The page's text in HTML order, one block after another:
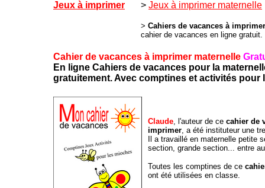
Jeux à imprimer > Jeux à imprimer maternelle
> Cahiers de vacances à
cahier de vacances en ligne gratuit.
Cahier de vacances à imprimer maternelle
En ligne Cahiers de vacances pour la
gratuitement. Avec comptines et activités pour
Claude , l'auteur de ce cahier de
imprimer , a été instituteur une
Il a travaillé en maternelle petite
section, grande section... entre
Toutes les comptines de ce
ont été utilisées en classe.